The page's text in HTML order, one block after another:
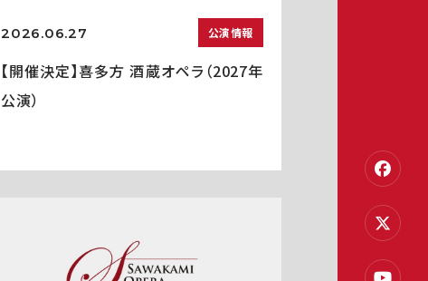
2026.06.27 公演情報
【開催決定】喜多方 酒蔵オペラ（2027年
公演）